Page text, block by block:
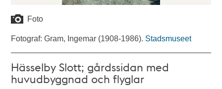
Foto
Fotograf: Gram, Ingemar (1908-1986). Stadsmuseet
Hässelby Slott; gårdssidan med
huvudbyggnad och flyglar